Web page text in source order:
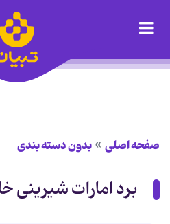
صفحه اصلی بدون دسته بندی
برد امارات